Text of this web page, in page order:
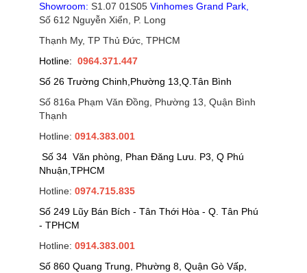
Showroom: S1.07 01S05 Vinhomes Grand Park,
Số 612 Nguyễn Xiển, P. Long
Thạnh My, TP Thủ Đức, TPHCM
Hotline: 0964.371.447
Số 26 Trường Chinh,Phường 13,Q.Tân Bình
Số 816a Phạm Văn Đồng, Phường 13, Quận Bình
Thạnh
Hotline: 0914.383.001
Số 34 Văn phòng, Phan Đăng Lưu. P3, Q Phú
Nhuận,TPHCM
Hotline: 0974.715.835
Số 249 Lũy Bán Bích - Tân Thới Hòa - Q. Tân Phú
- TPHCM
Hotline: 0914.383.001
Số 860 Quang Trung, Phường 8, Quận Gò Vấp,